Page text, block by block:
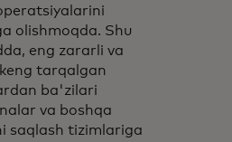
olishmoqda. Shu
eng zararli va
tarqalgan
ba'zilari
va boshqa
saqlash tizimlariga